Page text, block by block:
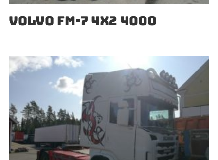
VOLVO FM-7 4X2 4000